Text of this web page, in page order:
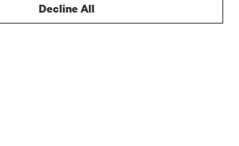
Decline All